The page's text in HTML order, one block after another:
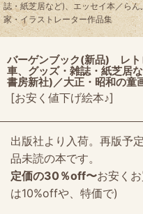
誌・紙芝居など)、エッセイ本／ら
家・イラストレーター作品集
バーゲンブック(新品) レト
車、グッズ・雑誌・紙芝居
書房新社)／大正・昭和の童
[お安く値下げ絵本♪]
出版社より入荷。再版予
品未読の本です。
定価の30％off〜お安く
は10%offや、特価で)